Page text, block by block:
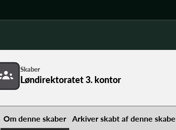
Skaber
Løndirektoratet 3. kontor
Om denne skaber Arkiver skabt af denne